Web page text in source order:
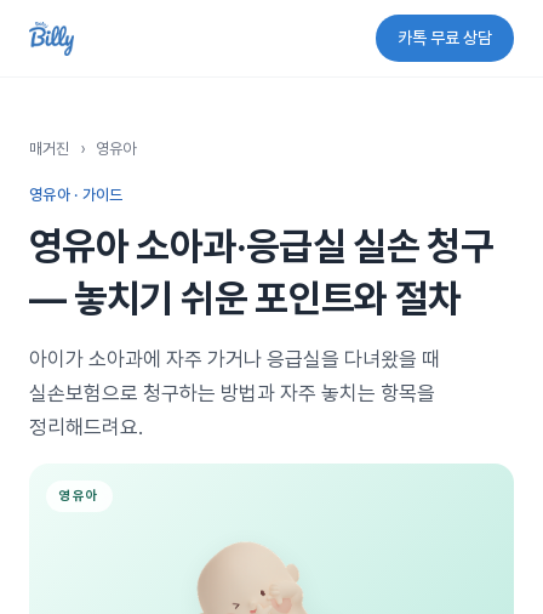
카톡 무료 상담
매거진 › 영유아
영유아 · 가이드
영유아 소아과·응급실 실손 청구
— 놓치기 쉬운 포인트와 절차
아이가 소아과에 자주 가거나 응급실을 다녀왔을 때
실손보험으로 청구하는 방법과 자주 놓치는 항목을
정리해드려요.
영유아